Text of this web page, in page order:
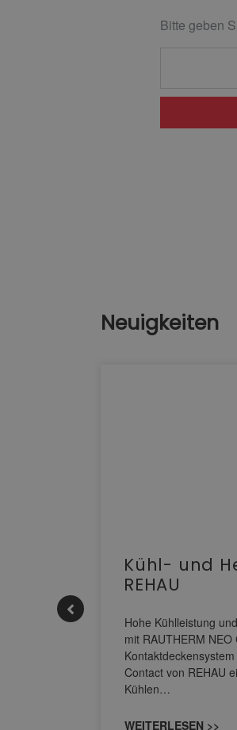
Bitte geben
Neuigkeiten
Kühl- und
REHAU
Hohe Kühlleistung
mit RAUTHERM NEO
Kontaktdeckensystem
Contact von REHAU
Kühlen…
WEITERLESEN >>